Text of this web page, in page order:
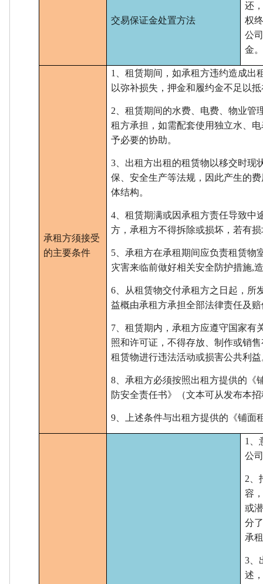
交易保证金处置方法
还
权
公
金
承租方须接受
的主要条件
1、租赁期间，如承租方违约造成出
以弥补损失，押金和履约金不足以
2、租赁期间的水费、电费、物业管
租方承担，如需配套使用独立水、
予必要的协助。
3、出租方出租的租赁物以移交时现
保、安全生产等法规，因此产生的
体结构。
4、租赁期满或因承租方责任导致中
方，承租方不得拆除或损坏，若有
5、承租方在承租期间应负责租赁物
灾害来临前做好相关安全防护措施,
6、从租赁物交付承租方之日起，所
益概由承租方承担全部法律责任及
7、租赁期内，承租方应遵守国家有
照和许可证，不得存放、制作或销
租赁物进行违法活动或损害公共利
8、承租方必须按照出租方提供的《
防安全责任书》（文本可从发布本
9、上述条件与出租方提供的《铺面
1、
公
2、
容
或
分
承
3、
述